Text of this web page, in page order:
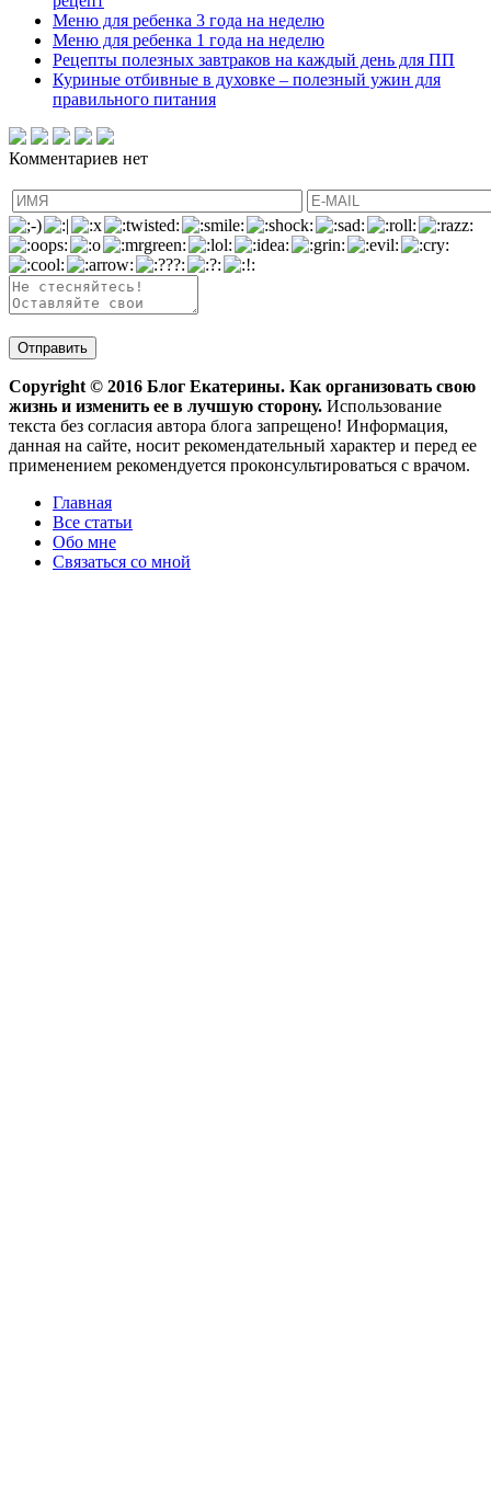
Меню для ребенка 3 года на неделю
Меню для ребенка 1 года на неделю
Рецепты полезных завтраков на каждый день для ПП
Куриные отбивные в духовке – полезный ужин для
правильного питания
Комментариев нет
Copyright © 2016 Блог Екатерины. Как организовать свою
жизнь и изменить ее в лучшую сторону. Использование
текста без согласия автора блога запрещено! Информация,
данная на сайте, носит рекомендательный характер и перед ее
применением рекомендуется проконсультироваться с врачом.
Главная
Все статьи
Обо мне
Связаться со мной